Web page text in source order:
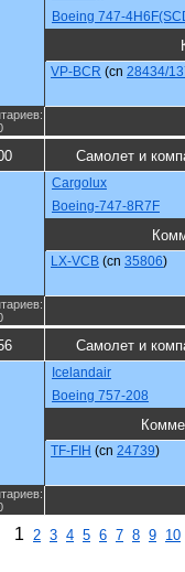
Boeing 747-
VP-BCR (cn 28434/
Самолет и
Cargolux
Boeing-747-8R7F
LX-VCB (cn 35806)
Самолет и
Icelandair
Boeing 757-208
TF-FIH (cn 24739)
1 2 3 4 5 6 7 8 9 10